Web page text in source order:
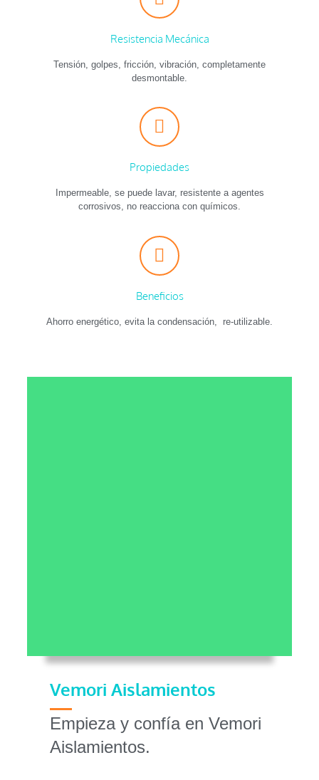
Resistencia Mecánica
Tensión, golpes, fricción, vibración, completamente
desmontable.
Propiedades
Impermeable, se puede lavar, resistente a agentes
corrosivos, no reacciona con químicos.
Beneficios
Ahorro energético, evita la condensación, re-utilizable.
Vemori Aislamientos
Empieza y confía en Vemori
Aislamientos.